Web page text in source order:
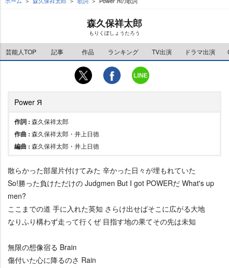
森久保祥太郎
もりくぼしょうたろう
芸能人TOP 記事 作品 ランキング TV出演 ドラマ出演
Power Я
作詞 : 森久保祥太郎
作曲 : 森久保祥太郎・井上日徳
編曲 : 森久保祥太郎・井上日徳
散らかった部屋片付けてみた 辛かった日々が埋もれていた
So!勝った負けただけの Judgmen But I got POWERだ What's up
men?
ここまでの道 手に入れた英知 さらけ出せばそこに広がる大地
なりふり構わず走って行くぜ 目指す地の果てその先は未知
無限の想像宿る Brain
傷付いた心に降るのさ Rain